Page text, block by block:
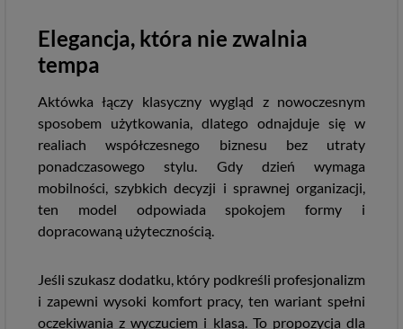
Elegancja, która nie zwalnia
tempa
Aktówka łączy klasyczny wygląd z nowoczesnym
sposobem użytkowania, dlatego odnajduje się w
realiach współczesnego biznesu bez utraty
ponadczasowego stylu. Gdy dzień wymaga
mobilności, szybkich decyzji i sprawnej organizacji,
ten model odpowiada spokojem formy i
dopracowaną użytecznością.
Jeśli szukasz dodatku, który podkreśli profesjonalizm
i zapewni wysoki komfort pracy, ten wariant spełni
oczekiwania z wyczuciem i klasą. To propozycja dla